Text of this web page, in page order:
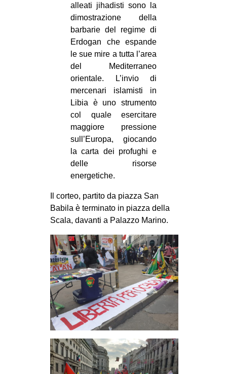
alleati jihadisti sono la
dimostrazione della
barbarie del regime di
Erdogan che espande
le sue mire a tutta l’area
del Mediterraneo
orientale. L’invio di
mercenari islamisti in
Libia è uno strumento
col quale esercitare
maggiore pressione
sull’Europa, giocando
la carta dei profughi e
delle risorse
energetiche.
Il corteo, partito da piazza San
Babila è terminato in piazza della
Scala, davanti a Palazzo Marino.